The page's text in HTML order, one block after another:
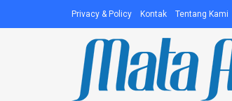
Privacy & Policy Kontak Tentang Kami